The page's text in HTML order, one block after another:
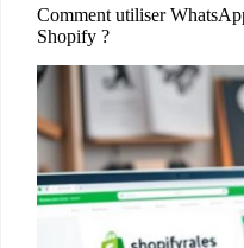
Comment utiliser
Shopify ?